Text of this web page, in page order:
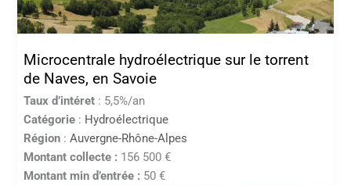
Microcentrale hydroélectrique sur le torrent
de Naves, en Savoie
Taux d’intéret : 5,5%/an
Catégorie : Hydroélectrique
Région : Auvergne-Rhône-Alpes
Montant collecte : 156 500 €
Montant min d’entrée : 50 €